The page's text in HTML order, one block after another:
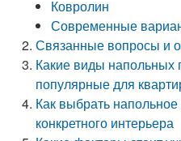
Ковролин
Современные
Связанные вопросы и
Какие виды напольных
популярные для
Как выбрать
конкретного интерьера